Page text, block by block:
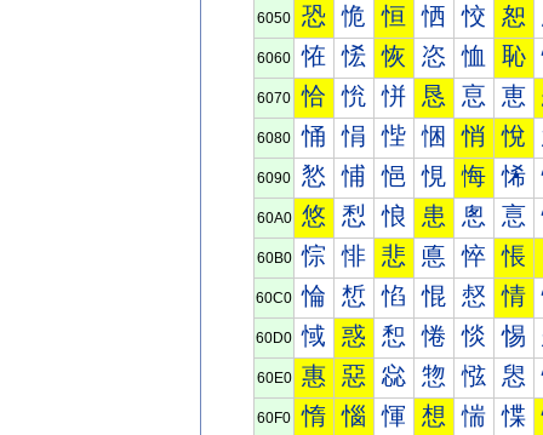
6050 恐 恑 恒 恓 恔 恕
6060 恠 恡 恢 恣 恤 恥
6070 恰 恱 恲 恳 恴 恵
6080 悀 悁 悂 悃 悄 悅
6090 悐 悑 悒 悓 悔 悕
60A0 悠 悡 悢 患 悤 悥
60B0 悰 悱 悲 悳 悴 悵
60C0 惀 惁 惂 惃 惄 情
60D0 惐 惑 惒 惓 惔 惕
60E0 惠 惡 惢 惣 惤 惥
60F0 惰 惱 惲 想 惴 惵